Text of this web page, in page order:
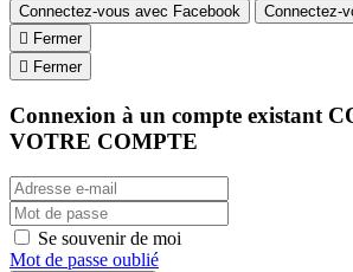
Connectez-vous avec Facebook
Connectez-
 Fermer
 Fermer
Connexion à un compte existant
VOTRE COMPTE
Se souvenir de moi
Mot de passe oublié